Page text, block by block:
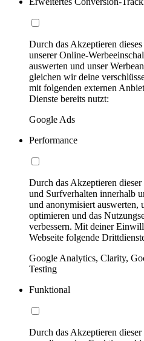
Durch das Akzeptieren
unserer Online-
auswerten und unser
gleichen wir deine
mit folgenden externen
Dienste bereits nutzt:
Google Ads
Performance
Durch das Akzeptieren
und Surfverhalten innerhalb
und anonymisiert auswerten,
optimieren und das
verbessern. Mit deiner
Webseite folgende
Google Analytics, Clarity,
Testing
Funktional
Durch das Akzeptieren